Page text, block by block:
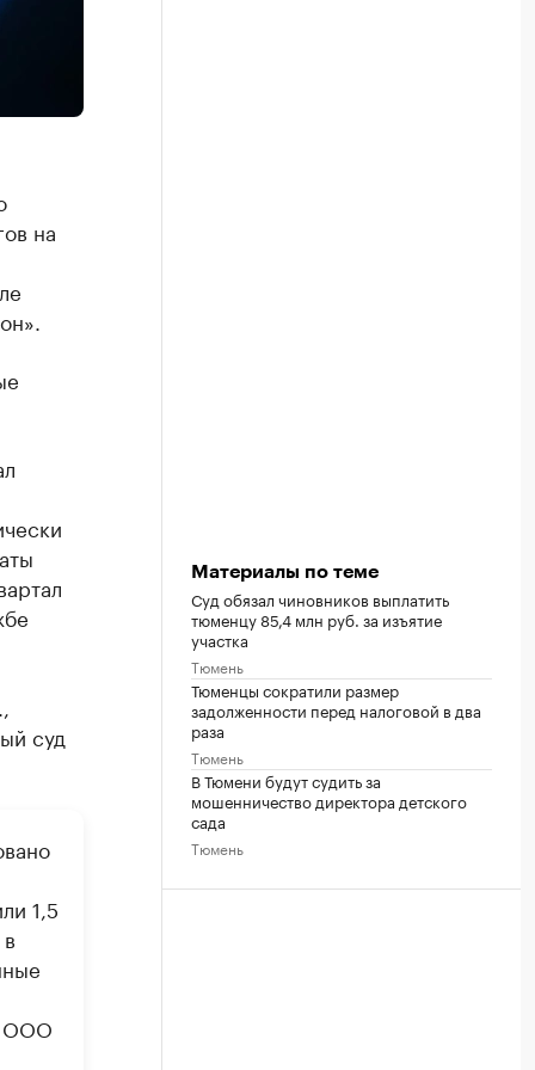
на
суд
1,5
ООО
Материалы по теме
Суд обязал чиновников выплатить
тюменцу 85,4 млн руб. за изъятие
участка
Тюмень
Тюменцы сократили размер
задолженности перед налоговой в два
раза
Тюмень
В Тюмени будут судить за
мошенничество директора детского
сада
Тюмень